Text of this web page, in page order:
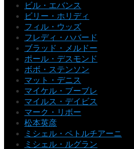
ビル・エバンス
ビリー・ホリディ
フィル・ウッズ
フレディ・ハバード
ブラッド・メルドー
ポール・デスモンド
ボボ・ステンソン
マット・デニス
マイケル・ブーブレ
マイルス・デイビス
マーク・リボー
松本英彦
ミシェル・ペトルチアーニ
ミシェル・ルグラン